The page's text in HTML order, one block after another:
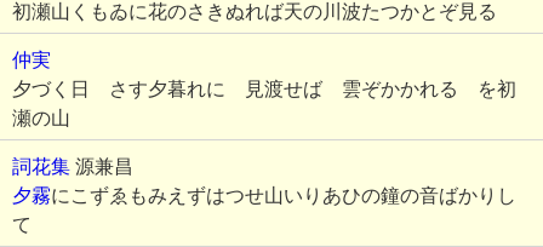
初瀬山くもゐに花のさきぬれば天の川波たつかとぞ見る
仲実
夕づく日 さす夕暮れに 見渡せば 雲ぞかかれる を初
瀬の山
詞花集 源兼昌
夕霧にこずゑもみえずはつせ山いりあひの鐘の音ばかりし
て